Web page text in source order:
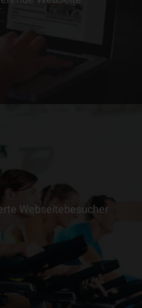
Webseitebesucher
MEHR